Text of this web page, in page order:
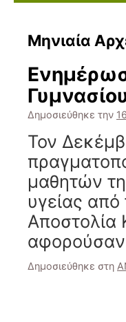
Μηνιαία
Δημοσιεύθηκε την
Τον
μαθητών
υγείας
Αποστολία
Δημοσιεύθηκε στη